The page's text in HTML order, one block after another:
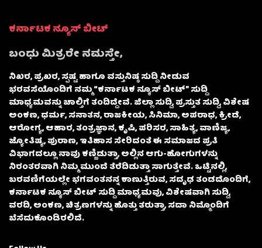
ಕರ್ನಾಟಕ ನ್ಯೂಸ್ ಬೀಟ್
ಬಂಧು ಮಿತ್ರರೇ ನಮಸ್ತೇ,
ನಿಖರ, ಪ್ರಖರ, ಸ್ಪಷ್ಟ ಹಾಗೂ ವಸ್ತುನಿಷ್ಠ ಸುದ್ದಿ ನೀಡುವ
ಭರವಸೆಯೊಂದಿಗೆ ನಮ್ಮ “ಕರ್ನಾಟಕ ನ್ಯೂಸ್ ಬೀಟ್” ಸುದ್ದಿ
ಮಾಧ್ಯಮವನ್ನು ಚಾಲ್ತಿಗೆ ತಂದಿದ್ದೇವೆ. ಜಿಲ್ಲಾ ಸುದ್ದಿ, ಪ್ರಸ್ತುತ ಸುದ್ದಿ, ವಿಶೇಷ
ಅಂಕಣ, ಧರ್ಮ, ಸನಾತನ, ರಾಜಕೀಯ, ಸಿನಿಮಾ, ಅಪರಾಧ, ಕ್ರೀಡೆ,
ಆರೋಗ್ಯ, ಆಹಾರ, ತಂತ್ರಜ್ಞಾನ, ಕೃಷಿ, ಪರಿಸರ, ಸಾಹಿತ್ಯ, ವಾಣಿಜ್ಯ,
ಜ್ಯೋತಿಷ್ಯ, ಪುರಾಣ, ಇತಿಹಾಸ ಸೇರಿದಂತೆ ಈ ಸಮಾಜದ ಪ್ರತಿ
ವಿಭಾಗದಲ್ಲೂ ನಾವು ಕಣ್ಣಿಡುತ್ತಾ, ಅಲ್ಲಿನ ಆಗು-ಹೋಗುಗಳನ್ನು
ನಿರಂತರವಾಗಿ ನಿಮ್ಮ ಮುಂದೆ ತೆರೆದಿಡುತ್ತಾ ಸಾಗುತ್ತೇವೆ. ಒಟ್ಟಿನಲ್ಲಿ,
ಬರವಣಿಗೆಯಲ್ಲೇ ಭಗವಂತನನ್ನ ಕಾಣುತ್ತಿರುವ, ಸದೃಢ ತಂಡದೊಂದಿಗೆ,
ಕರ್ನಾಟಕ ನ್ಯೂಸ್ ಬೀಟ್ ಸುದ್ದಿ ಮಾಧ್ಯಮವು, ವಿಶೇಷವಾಗಿ ಸುದ್ದಿ,
ವರದಿ, ಅಂಕಣ, ಚಿತ್ರಣಗಳನ್ನು ಹೊತ್ತು ತರುತ್ತಾ, ಸದಾ ನಿಮ್ಮೊಂದಿಗೆ
ಬೆಸೆದುಕೊಂಡಿರಲಿದೆ.